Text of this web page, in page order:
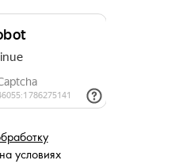
условиях